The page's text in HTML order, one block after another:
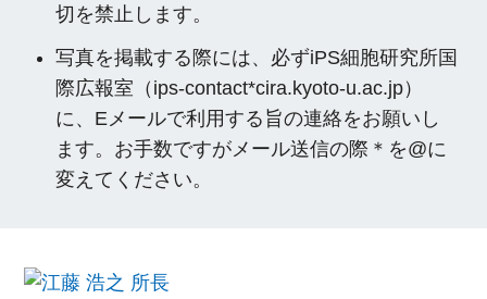
切を禁止します。
写真を掲載する際には、必ずiPS細胞研究所国
際広報室（ips-contact*cira.kyoto-u.ac.jp）
に、Eメールで利用する旨の連絡をお願いし
ます。お手数ですがメール送信の際＊を@に
変えてください。